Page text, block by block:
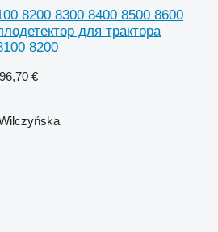
8200 8300 8400 8500 8600
для трактора
8200
€